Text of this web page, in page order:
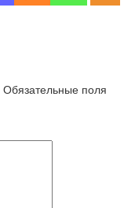
Обязательные поля